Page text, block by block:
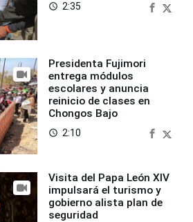
access_time 2:35
Presidenta Fujimori
entrega módulos
escolares y anuncia
reinicio de clases en
Chongos Bajo
access_time 2:10
Visita del Papa León XIV
impulsará el turismo y
gobierno alista plan de
seguridad